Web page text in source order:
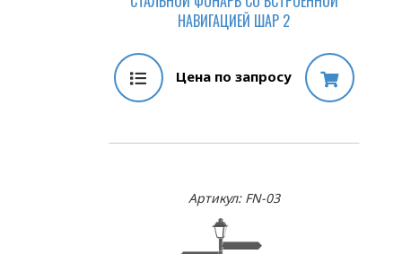
НАВИГАЦИЕЙ ШАР 2
Цена по запросу
Артикул: FN-03